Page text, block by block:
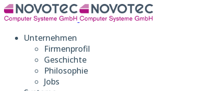
Unternehmen
Firmenprofil
Geschichte
Philosophie
Jobs